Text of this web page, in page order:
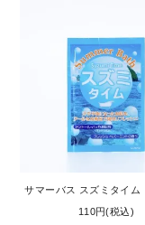
サマーバス スズミタイム
110円(税込)